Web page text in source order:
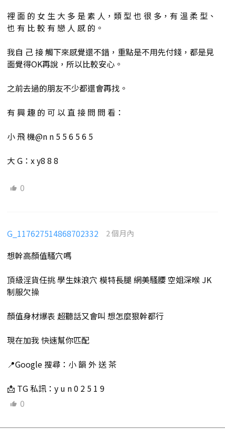
裡 面 的 女 生 大 多 是 素 人，類 型 也 很 多，有 溫 柔 型、
也 有 比 較 有 戀 人 感 的。
我自 己 接 觸下來感覺還不錯，重點是不用先付錢，都是見
面覺得OK再說，所以比較安心。
之前去過的朋友不少都還會再找。
有 興 趣 的 可 以 直 接 問 問 看：
小 飛 機@n n 5 5 6 5 6 5
大 G：x y8 8 8
0
G_117627514868702332 2 個月內
想幹高顏值騷穴嗎
頂級淫貨任挑 學生妹浪穴 模特長腿 網美騷腰 空姐深喉 JK
制服欠操
顏值身材爆表 超聽話又會叫 想怎麼狠幹都行
現在加我 快速幫你匹配
📍Google 搜尋：小 韻 外 送 茶
📩 TG 私訊：y u n 0 2 5 1 9
0